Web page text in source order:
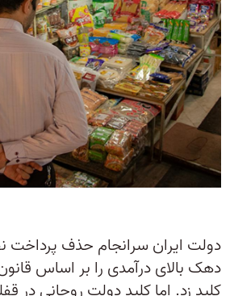
دولت ایران سرانجام حذف پرداخت